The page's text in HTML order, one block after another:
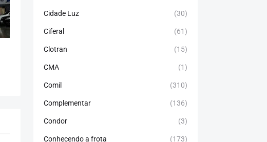
Cidade Luz (30)
Ciferal (61)
Clotran (15)
CMA (1)
Comil (310)
Complementar (136)
Condor (3)
Conhecendo a frota (173)